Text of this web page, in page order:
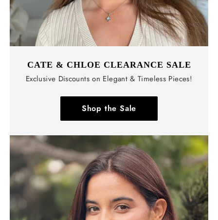
CATE & CHLOE CLEARANCE SALE
Exclusive Discounts on Elegant & Timeless Pieces!
Shop the Sale